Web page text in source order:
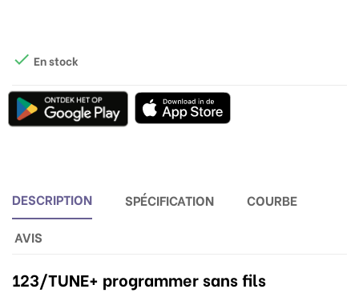
 En stock
DESCRIPTION SPÉCIFICATION
COURBE
AVIS
123/TUNE+ programmer sans fils